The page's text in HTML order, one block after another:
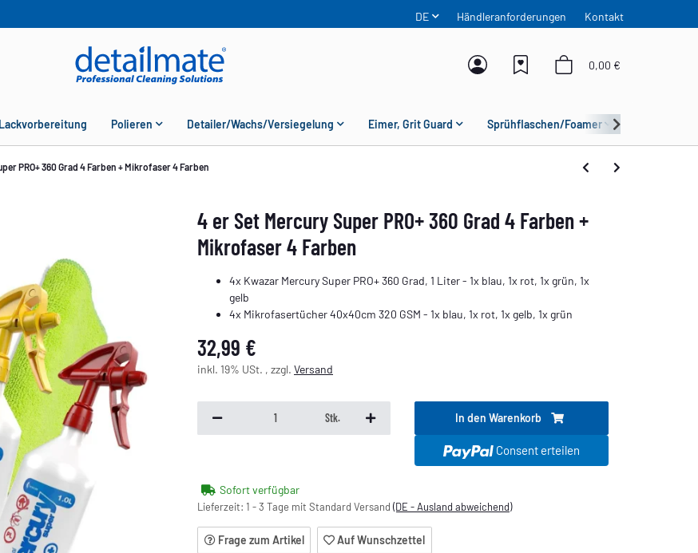
DE Händleranforderungen Kontakt
0,00 €
Lackvorbereitung Polieren Detailer/Wachs/Versiegelung Eimer, Grit Guard Sprühflaschen/Foamer
PRO+ 360 Grad 4 Farben + Mikrofaser 4 Farben
4 er Set Mercury Super PRO+ 360 Grad 4 Farben +
Mikrofaser 4 Farben
4x Kwazar Mercury Super PRO+ 360 Grad, 1 Liter - 1x blau, 1x rot, 1x grün, 1x
gelb
4x Mikrofasertücher 40x40cm 320 GSM - 1x blau, 1x rot, 1x gelb, 1x grün
32,99 €
inkl. 19% USt. , zzgl. Versand
Stk. In den Warenkorb
Consent erteilen
Sofort verfügbar
Lieferzeit: 1 - 3 Tage mit Standard Versand (DE - Ausland abweichend)
Frage zum Artikel Auf Wunschzettel